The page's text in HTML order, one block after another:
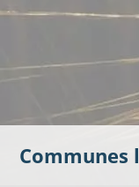
Communes